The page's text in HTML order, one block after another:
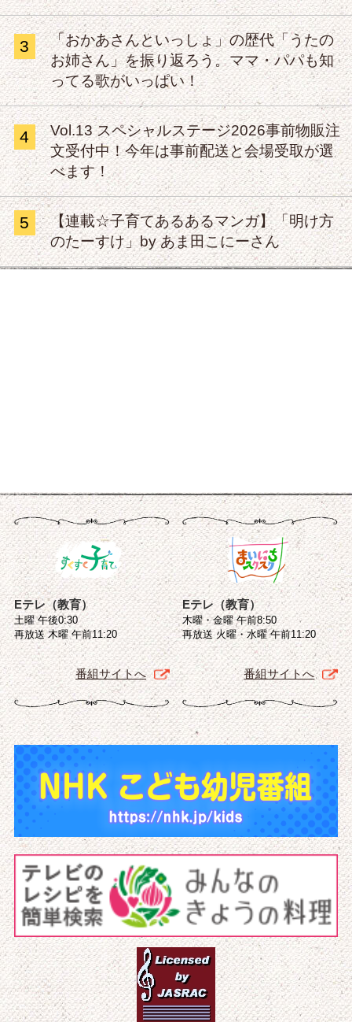
3
「おかあさんといっしょ」の歴代「うたの
お姉さん」を振り返ろう。ママ・パパも知
ってる歌がいっぱい！
4
Vol.13 スペシャルステージ2026事前物販注
文受付中！今年は事前配送と会場受取が選
べます！
5
【連載☆子育てあるあるマンガ】「明け方
のたーすけ」by あま田こにーさん
Eテレ（教育）
土曜 午後0:30
再放送 木曜 午前11:20
番組サイトへ
Eテレ（教育）
木曜・金曜 午前8:50
再放送 火曜・水曜 午前11:20
番組サイトへ